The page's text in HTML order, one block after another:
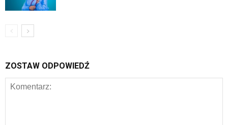
ZOSTAW ODPOWIEDŹ